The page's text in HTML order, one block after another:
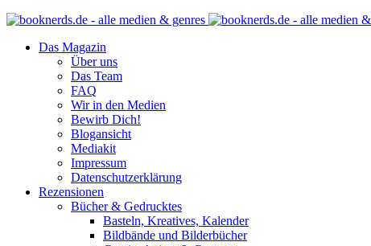
Das Magazin
Über uns
Das Team
FAQ
Wir in den Medien
Bewirb Dich!
Blogansicht
Mediakit
Impressum
Datenschutzerklärung
Rezensionen
Bücher & Gedrucktes
Basteln, Kreatives, Kalender
Bildbände und Bilderbücher